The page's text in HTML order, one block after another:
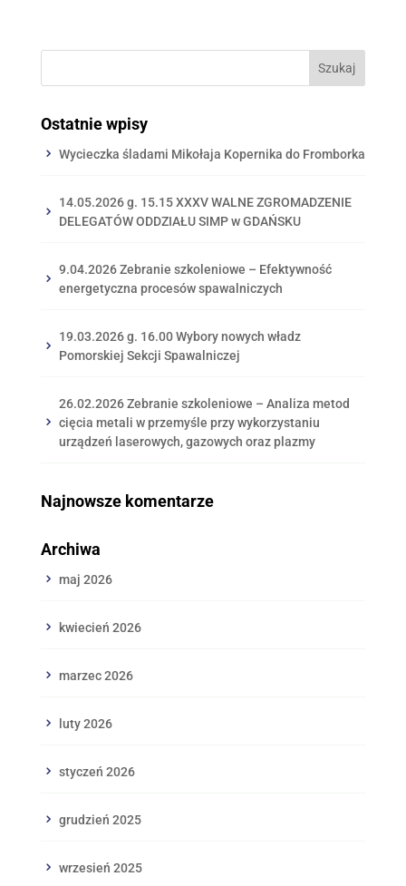
Ostatnie wpisy
Wycieczka śladami Mikołaja Kopernika do Fromborka
14.05.2026 g. 15.15 XXXV WALNE ZGROMADZENIE
DELEGATÓW ODDZIAŁU SIMP w GDAŃSKU
9.04.2026 Zebranie szkoleniowe – Efektywność
energetyczna procesów spawalniczych
19.03.2026 g. 16.00 Wybory nowych władz
Pomorskiej Sekcji Spawalniczej
26.02.2026 Zebranie szkoleniowe – Analiza metod
cięcia metali w przemyśle przy wykorzystaniu
urządzeń laserowych, gazowych oraz plazmy
Najnowsze komentarze
Archiwa
maj 2026
kwiecień 2026
marzec 2026
luty 2026
styczeń 2026
grudzień 2025
wrzesień 2025